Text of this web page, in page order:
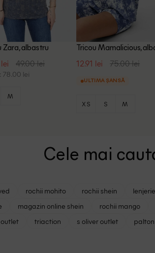
Zara, albastru
49.00 lei
78.00 lei
M
Tricou Mamalicious,
12.91 lei 75.00 lei
ULTIMA ȘANSĂ
XS S M
Cele mai
rochii mohito rochii shein
magazin online shein rochii mango
triaction s oliver outlet